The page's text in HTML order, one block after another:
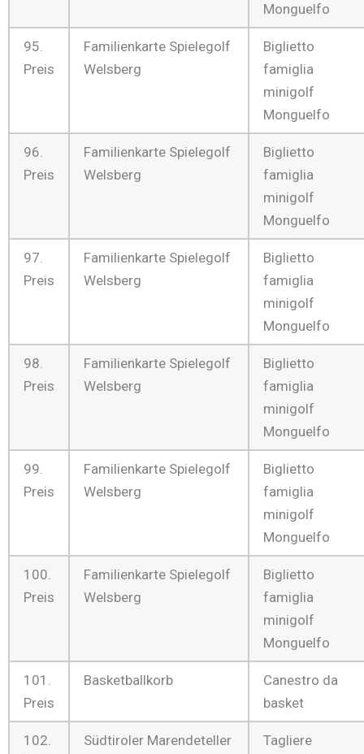
Monguelfo
95.
Preis
Familienkarte Spielegolf
Welsberg
Biglietto
famiglia
minigolf
Monguelfo
96.
Preis
Familienkarte Spielegolf
Welsberg
Biglietto
famiglia
minigolf
Monguelfo
97.
Preis
Familienkarte Spielegolf
Welsberg
Biglietto
famiglia
minigolf
Monguelfo
98.
Preis
Familienkarte Spielegolf
Welsberg
Biglietto
famiglia
minigolf
Monguelfo
99.
Preis
Familienkarte Spielegolf
Welsberg
Biglietto
famiglia
minigolf
Monguelfo
100.
Preis
Familienkarte Spielegolf
Welsberg
Biglietto
famiglia
minigolf
Monguelfo
101.
Preis
Basketballkorb
Canestro da
basket
102.
Südtiroler Marendeteller
Tagliere